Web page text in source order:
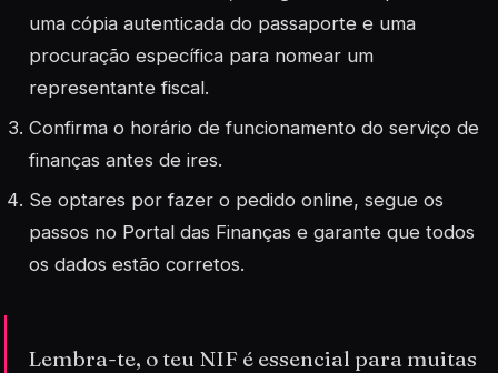
uma cópia autenticada do passaporte e uma
procuração específica para nomear um
representante fiscal.
Confirma o horário de funcionamento do serviço de
finanças antes de ires.
Se optares por fazer o pedido online, segue os
passos no Portal das Finanças e garante que todos
os dados estão corretos.
Lembra-te, o teu NIF é essencial para muitas